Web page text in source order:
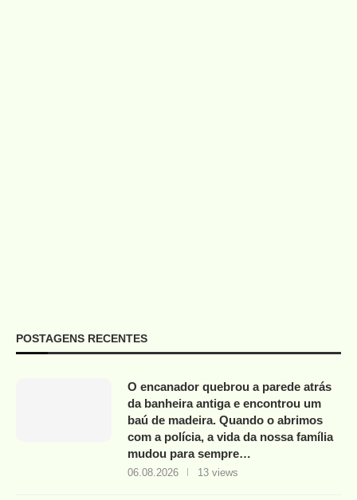
POSTAGENS RECENTES
O encanador quebrou a parede atrás
da banheira antiga e encontrou um
baú de madeira. Quando o abrimos
com a polícia, a vida da nossa família
mudou para sempre…
06.08.2026 13 views